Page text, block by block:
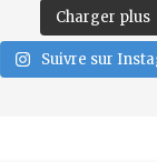
Charger plus
Suivre sur